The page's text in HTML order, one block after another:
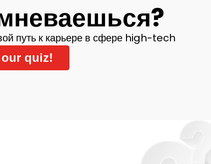
путь к карьере в сфере high-tech
our quiz!